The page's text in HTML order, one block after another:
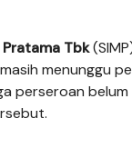
Tbk
menunggu
perseroan